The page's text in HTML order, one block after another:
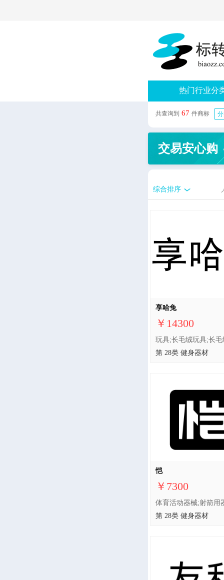
热门行业分
共查询到 67 件商标
交易安心购
综合排序
享哈兔
￥14300
第 28类 健身器材
恺
￥7300
第 28类 健身器材